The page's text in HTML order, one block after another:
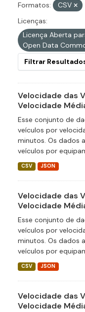
Formatos: CSV
Licenças:
Licença Aberta
Open Data
Filtrar
Velocidade das
Velocidade
Esse conjunto de
veículos por
minutos. Os dados
veículos por
CSV JSON
Velocidade das
Velocidade
Esse conjunto de
veículos por
minutos. Os dados
veículos por
CSV JSON
Velocidade das
Velocidade